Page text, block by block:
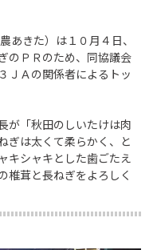
あきた）は１０月４日、
のＰＲのため、同協議会
ＪＡの関係者によるトッ
が「秋田のしいたけは肉
ぎは太くて柔らかく、と
キシャキとした歯ごたえ
椎茸と長ねぎをよろしく